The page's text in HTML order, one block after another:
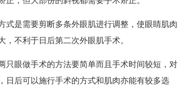
是需要剪断多条外眼肌进行调整，使眼睛肌肉
不利于日后第二次外眼肌手术。
眼做手术的方法要简单而且手术时间较短，对
日后可以施行手术的方式和肌肉亦能有较多选